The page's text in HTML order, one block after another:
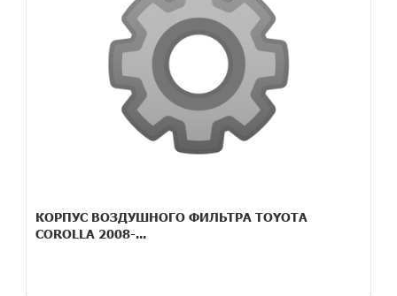
КОРПУС ВОЗДУШНОГО ФИЛЬТРА TOYOTA
COROLLA 2008-...